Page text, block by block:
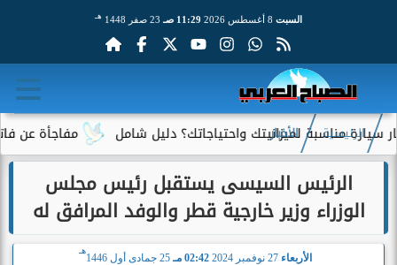
السبت 11:29 صـ 23 صفر 1448 هـ
مفاجأة عن فاتورة لميزانيتك واحتياجاتك؟ دليل شامل
الرئيسية الأخبار
الرئيس السيسى يستقبل رئيس مجلس
الوزراء وزير خارجية قطر والوفد المرافق له
الأربعاء 27 نوفمبر 2024 02:42 مـ 25 جمادى أول 1446
هـ